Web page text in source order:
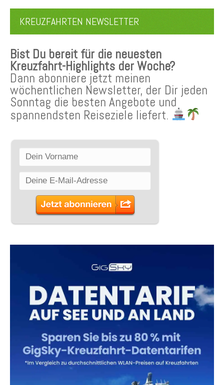
KREUZFAHRTEN NEWSLETTER
Bist Du bereit für die neuesten
Kreuzfahrt-Highlights der Woche?
Dann abonniere jetzt meinen
wöchentlichen Newsletter, der Dir jeden
Sonntag die besten Angebote und
spannendsten Reiseziele liefert.